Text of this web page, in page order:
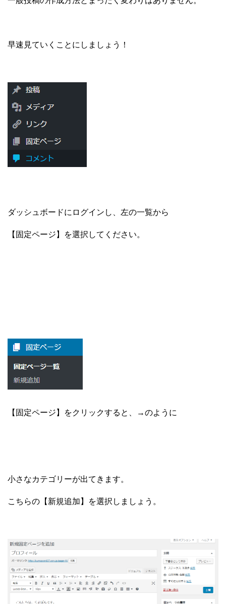
早速見ていくことにしましょう！
ダッシュボードにログインし、左の一覧から
【固定ページ】を選択してください。
【固定ページ】をクリックすると、 →のように
小さなカテゴリーが出てきます。
こちらの【新規追加】を選択しましょう。